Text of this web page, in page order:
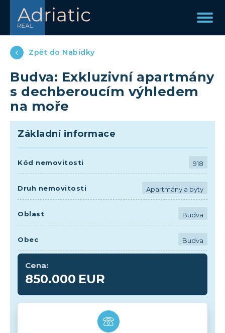
Zpět do Nabídky
Budva: Exkluzivní apartmány
s dechberoucím výhledem
na moře
Základní informace
Kód nemovitosti 918
Druh nemovitosti Apartmány a byty
Oblast Budva
Obec Budva
Cena:
850.000 EUR